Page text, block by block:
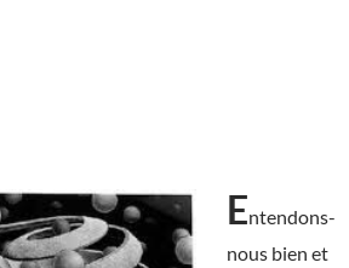
Entendons-
nous bien et